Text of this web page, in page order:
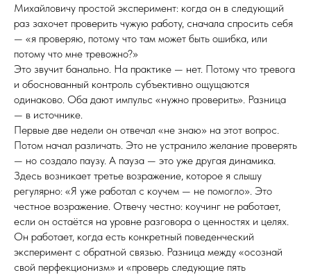
Михайловичу простой эксперимент: когда он в следующий
раз захочет проверить чужую работу, сначала спросить себя
— «я проверяю, потому что там может быть ошибка, или
потому что мне тревожно?»
Это звучит банально. На практике — нет. Потому что тревога
и обоснованный контроль субъективно ощущаются
одинаково. Оба дают импульс «нужно проверить». Разница
— в источнике.
Первые две недели он отвечал «не знаю» на этот вопрос.
Потом начал различать. Это не устранило желание проверять
— но создало паузу. А пауза — это уже другая динамика.
Здесь возникает третье возражение, которое я слышу
регулярно: «Я уже работал с коучем — не помогло». Это
честное возражение. Отвечу честно: коучинг не работает,
если он остаётся на уровне разговора о ценностях и целях.
Он работает, когда есть конкретный поведенческий
эксперимент с обратной связью. Разница между «осознай
свой перфекционизм» и «проверь следующие пять